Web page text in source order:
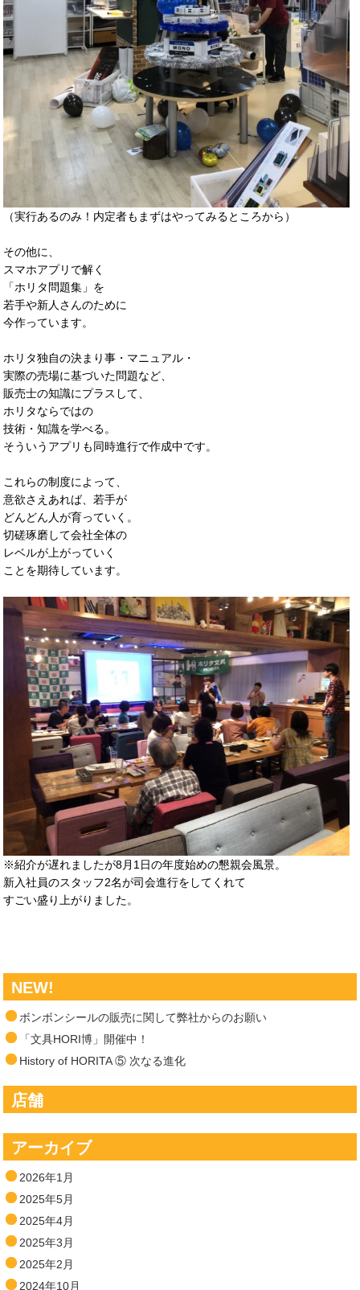
（実行あるのみ！内定者もまずはやってみるところから）
その他に、
スマホアプリで解く
「ホリタ問題集」を
若手や新人さんのために
今作っています。
ホリタ独自の決まり事・マニュアル・
実際の売場に基づいた問題など、
販売士の知識にプラスして、
ホリタならではの
技術・知識を学べる。
そういうアプリも同時進行で作成中です。
これらの制度によって、
意欲さえあれば、若手が
どんどん人が育っていく。
切磋琢磨して会社全体の
レベルが上がっていく
ことを期待しています。
※紹介が遅れましたが8月1日の年度始めの懇親会風景。
新入社員のスタッフ2名が司会進行をしてくれて
すごい盛り上がりました。
NEW!
ボンボンシールの販売に関して弊社からのお願い
「文具HORI博」開催中！
History of HORITA ⑤ 次なる進化
店舗
アーカイブ
2026年1月
2025年5月
2025年4月
2025年3月
2025年2月
2024年10月